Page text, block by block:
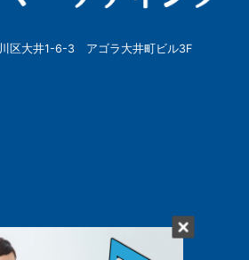
区大井1-6-3 アゴラ大井町ビル3F